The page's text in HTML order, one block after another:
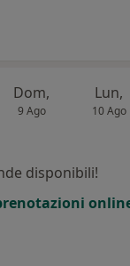
Dom,
9 Ago
Lun,
10 Ago
disponibili!